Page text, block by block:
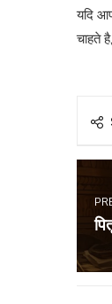
यदि
चाहते